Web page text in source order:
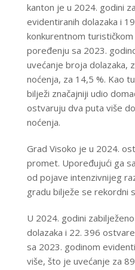
kanton je u 2024. godini
evidentiranih dolazaka i
konkurentnom
poređenju sa 2023.
uvećanje broja dolazaka,
noćenja, za 14,5 %. Kao
bilježi značajniji udio
ostvaruju dva puta više
noćenja.
Grad Visoko je u 2024.
promet. Upoređujući ga
od pojave intenzivnijeg
gradu bilježe se rekordni
U 2024. godini
dolazaka i 22. 396
sa 2023. godinom
više, što je uvećanje za